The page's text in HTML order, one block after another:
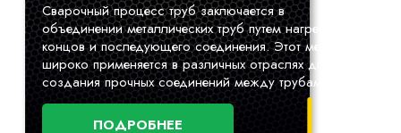
Сварочный процесс труб заключается в
объединении металлических труб путем нагрева их
концов и последующего соединения. Этот метод
широко применяется в различных отраслях для
создания прочных соединений между трубами.
ПОДРОБНЕЕ